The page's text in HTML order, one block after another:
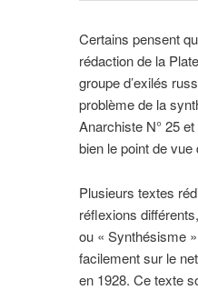
Certains pensent
rédaction de la
groupe d’exilés
problème de la
Anarchiste N° 25
bien le point de
Plusieurs textes
réflexions
ou « Synthésisme
facilement sur le
en 1928. Ce texte